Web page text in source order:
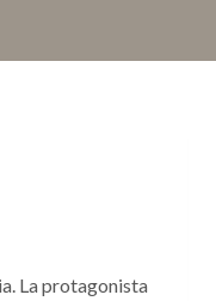
La protagonista